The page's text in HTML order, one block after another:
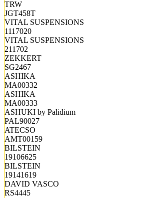
TRW
JGT458T
VITAL SUSPENSIONS
1117020
VITAL SUSPENSIONS
211702
ZEKKERT
SG2467
ASHIKA
MA00332
ASHIKA
MA00333
ASHUKI by Palidium
PAL90027
ATECSO
AMT00159
BILSTEIN
19106625
BILSTEIN
19141619
DAVID VASCO
RS4445